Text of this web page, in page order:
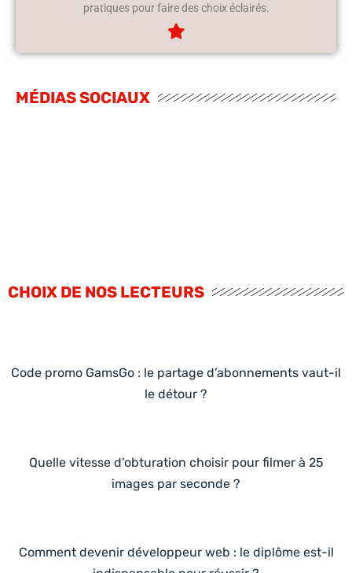
pratiques pour faire des choix éclairés.
MÉDIAS SOCIAUX
CHOIX DE NOS LECTEURS
Code promo GamsGo : le partage d’abonnements vaut-il
le détour ?
Quelle vitesse d’obturation choisir pour filmer à 25
images par seconde ?
Comment devenir développeur web : le diplôme est-il